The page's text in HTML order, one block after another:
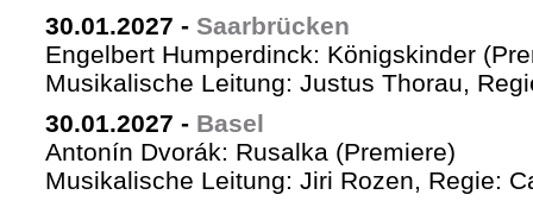
30.01.2027 - Saarbrücken
Engelbert Humperdinck: Königskinder
Musikalische Leitung: Justus Thorau,
30.01.2027 - Basel
Antonín Dvorák: Rusalka (Premiere)
Musikalische Leitung: Jiri Rozen, Regie: